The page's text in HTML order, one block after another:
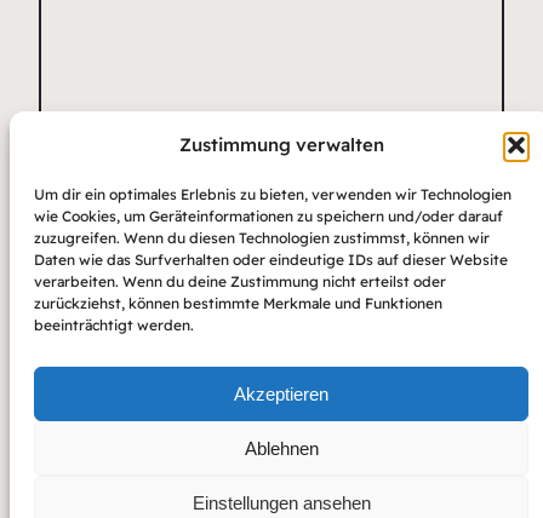
Zustimmung verwalten
Um dir ein optimales Erlebnis zu bieten, verwenden wir Technologien
wie Cookies, um Geräteinformationen zu speichern und/oder darauf
zuzugreifen. Wenn du diesen Technologien zustimmst, können wir
Daten wie das Surfverhalten oder eindeutige IDs auf dieser Website
verarbeiten. Wenn du deine Zustimmung nicht erteilst oder
zurückziehst, können bestimmte Merkmale und Funktionen
beeinträchtigt werden.
Akzeptieren
Ablehnen
Einstellungen ansehen
Name
E-Mail-Adresse
*
Website